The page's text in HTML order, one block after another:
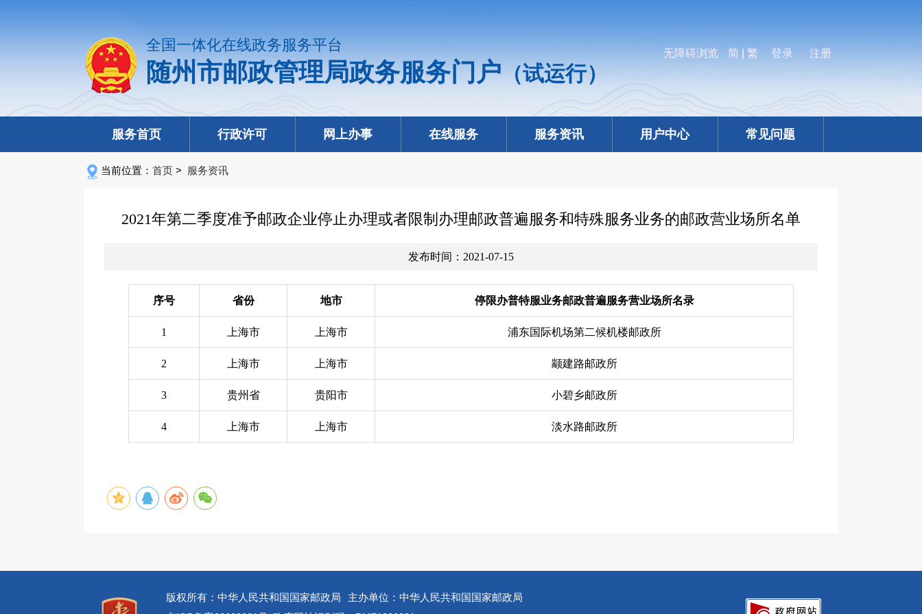
全国一体化在线政务服务平台
随州市邮政管理局政务服务门户（试运行）
无障碍浏览 简 繁 登录 注册
服务首页 行政许可 网上办事 在线服务 服务资讯 用户中心 常见问题
当前位置： 首页 > 服务资讯
2021年第二季度准予邮政企业停止办理或者限制办理邮政普遍服务和特殊服务业务的邮政营业场所名单
发布时间：2021-07-15
序号 省份 地市 停限办普特服业务邮政普遍服务营业场所名录
1 上海市 上海市 浦东国际机场第二候机楼邮政所
2 上海市 上海市 颛建路邮政所
3 贵州省 贵阳市 小碧乡邮政所
4 上海市 上海市 淡水路邮政所
版权所有：中华人民共和国国家邮政局
主办单位：中华人民共和国国家邮政局